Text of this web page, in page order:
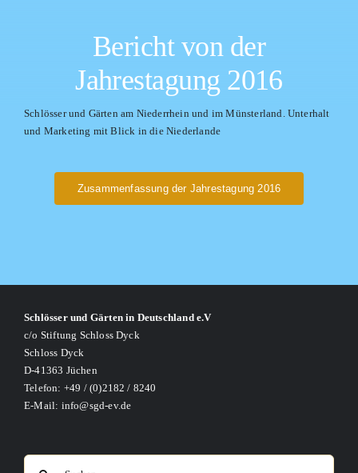
Bericht von der
Jahrestagung 2016
Schlösser und Gärten am Niederrhein und im Münsterland. Unterhalt
und Marketing mit Blick in die Niederlande
Zusammenfassung der Jahrestagung 2016
Schlösser und Gärten in Deutschland e.V
c/o Stiftung Schloss Dyck
Schloss Dyck
D-41363 Jüchen
Telefon: +49 / (0)2182 / 8240
E-Mail: info@sgd-ev.de
Suche